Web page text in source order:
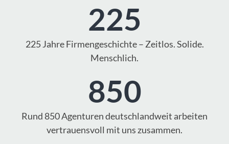
225
225 Jahre Firmengeschichte – Zeitlos. Solide.
Menschlich.
850
Rund 850 Agenturen deutschlandweit arbeiten
vertrauensvoll mit uns zusammen.